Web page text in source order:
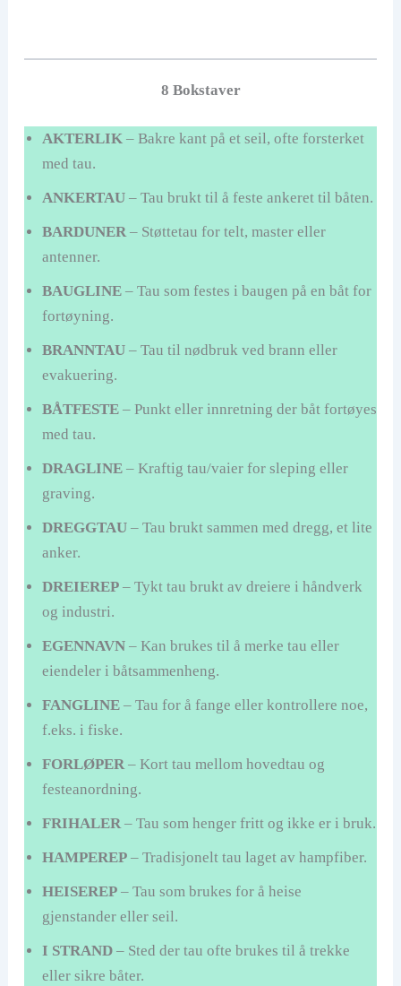
8 Bokstaver
AKTERLIK– Bakre kant på et seil, ofte forsterket
med tau.
ANKERTAU– Tau brukt til å feste ankeret til båten.
BARDUNER– Støttetau for telt, master eller
antenner.
BAUGLINE– Tau som festes i baugen på en båt for
fortøyning.
BRANNTAU– Tau til nødbruk ved brann eller
evakuering.
BÅTFESTE– Punkt eller innretning der båt fortøyes
med tau.
DRAGLINE– Kraftig tau/vaier for sleping eller
graving.
DREGGTAU– Tau brukt sammen med dregg, et lite
anker.
DREIEREP– Tykt tau brukt av dreiere i håndverk
og industri.
EGENNAVN– Kan brukes til å merke tau eller
eiendeler i båtsammenheng.
FANGLINE– Tau for å fange eller kontrollere noe,
f.eks. i fiske.
FORLØPER– Kort tau mellom hovedtau og
festeanordning.
FRIHALER– Tau som henger fritt og ikke er i bruk.
HAMPEREP– Tradisjonelt tau laget av hampfiber.
HEISEREP– Tau som brukes for å heise
gjenstander eller seil.
I STRAND– Sted der tau ofte brukes til å trekke
eller sikre båter.